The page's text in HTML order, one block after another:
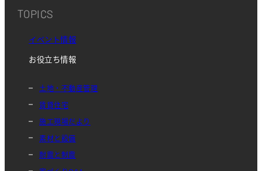
TOPICS
イベント情報
お役立ち情報
土地・不動産管理
賃貸住宅
施工現場だより
素材と設備
耐震と制震